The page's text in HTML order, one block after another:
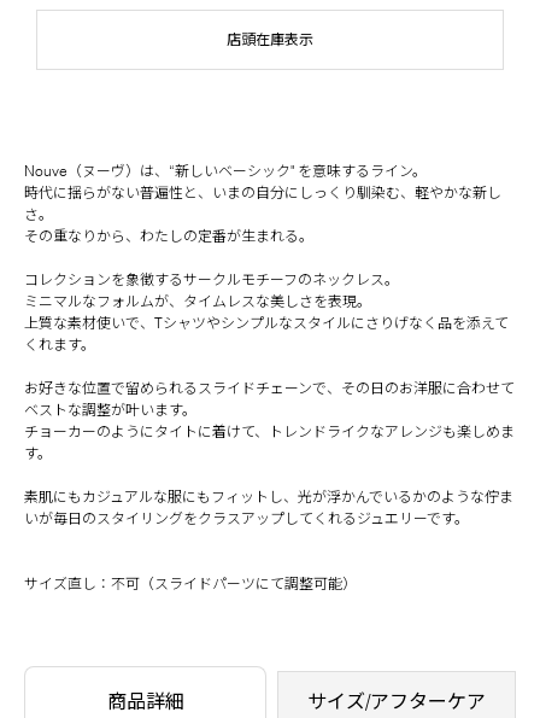
店頭在庫表示
Nouve（ヌーヴ）は、“新しいベーシック" を意味するライン。
時代に揺らがない普遍性と、いまの自分にしっくり馴染む、軽やかな新し
さ。
その重なりから、わたしの定番が生まれる。
コレクションを象徴するサークルモチーフのネックレス。
ミニマルなフォルムが、タイムレスな美しさを表現。
上質な素材使いで、Tシャツやシンプルなスタイルにさりげなく品を添えて
くれます。
お好きな位置で留められるスライドチェーンで、その日のお洋服に合わせて
ベストな調整が叶います。
チョーカーのようにタイトに着けて、トレンドライクなアレンジも楽しめま
す。
素肌にもカジュアルな服にもフィットし、光が浮かんでいるかのような佇ま
いが毎日のスタイリングをクラスアップしてくれるジュエリーです。
サイズ直し：不可（スライドパーツにて調整可能）
商品詳細 サイズ/アフターケア